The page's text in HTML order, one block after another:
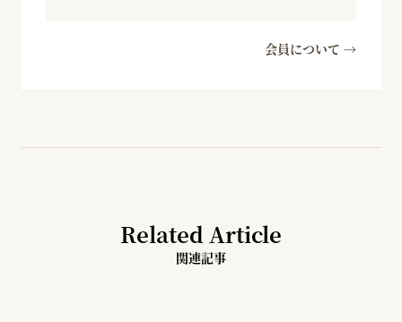
会員について →
Related Article
関連記事